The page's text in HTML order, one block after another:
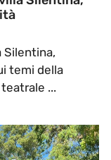
Silentina,
temi della
...